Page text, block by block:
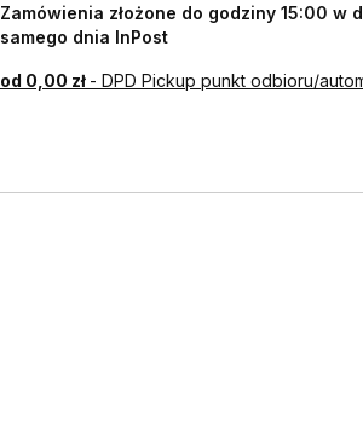
Zamówienia złożone do godziny 15:00 w
samego dnia InPost
od 0,00 zł - DPD Pickup punkt odbioru/